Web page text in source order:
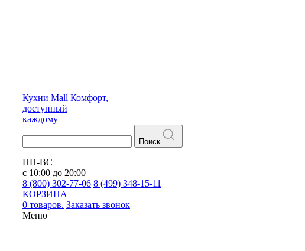
Кухни Mall Комфорт,
доступный
каждому
Поиск
ПН-ВС
с 10:00 до 20:00
8 (800) 302-77-06 8 (499) 348-15-11
КОРЗИНА
0 товаров. Заказать звонок
Меню